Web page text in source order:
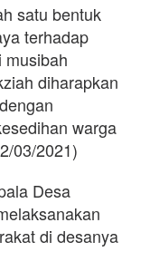
satu bentuk
terhadap
musibah
diharapkan
warga
03/2021)
Desa
di desanya